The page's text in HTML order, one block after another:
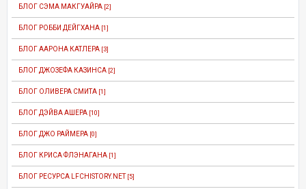
БЛОГ СЭМА МАКГУАЙРА [2]
БЛОГ РОББИ ДЕЙГХАНА [1]
БЛОГ ААРОНА КАТЛЕРА [3]
БЛОГ ДЖОЗЕФА КАЗИНСА [2]
БЛОГ ОЛИВЕРА СМИТА [1]
БЛОГ ДЭЙВА АШЕРА [10]
БЛОГ ДЖО РАЙМЕРА [0]
БЛОГ КРИСА ФЛЭНАГАНА [1]
БЛОГ РЕСУРСА LFCHISTORY.NET [5]